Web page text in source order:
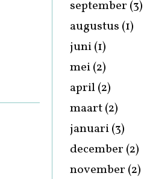
september (3)
augustus (1)
juni(1)
mei(2)
april(2)
maart(2)
januari(3)
december (2)
november (2)